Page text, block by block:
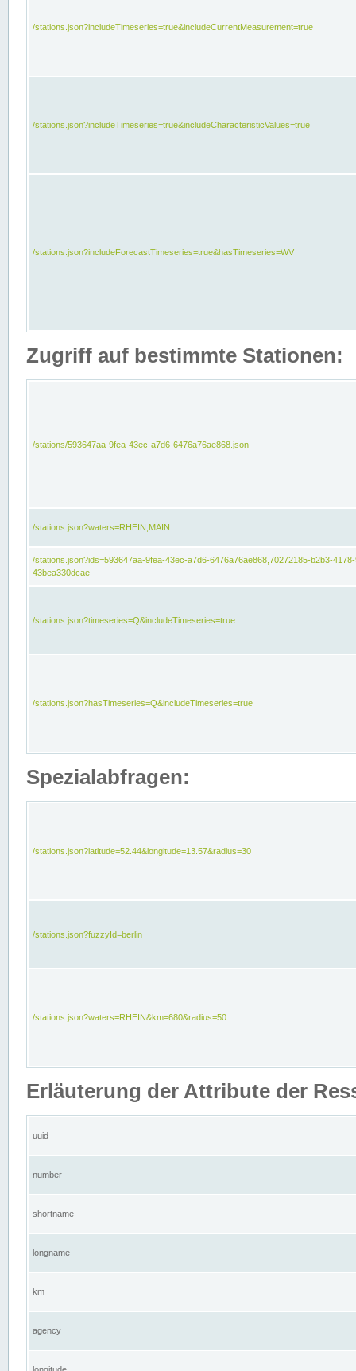
/stations.json?includeTimeseries=true&includeCurrentMeasurement=true
/stations.json?includeTimeseries=true&includeCharacteristicValues=true
/stations.json?includeForecastTimeseries=true&hasTimeseries=WV
Zugriff auf bestimmte Stationen:
/stations/593647aa-9fea-43ec-a7d6-6476a76ae868.json
/stations.json?waters=RHEIN,MAIN
/stations.json?ids=593647aa-9fea-43ec-a7d6-6476a76ae868,70272185-b2b3-
43bea330dcae
/stations.json?timeseries=Q&includeTimeseries=true
/stations.json?hasTimeseries=Q&includeTimeseries=true
Spezialabfragen:
/stations.json?latitude=52.44&longitude=13.57&radius=30
/stations.json?fuzzyId=berlin
/stations.json?waters=RHEIN&km=680&radius=50
Erläuterung der Attribute der
uuid
number
shortname
longname
km
agency